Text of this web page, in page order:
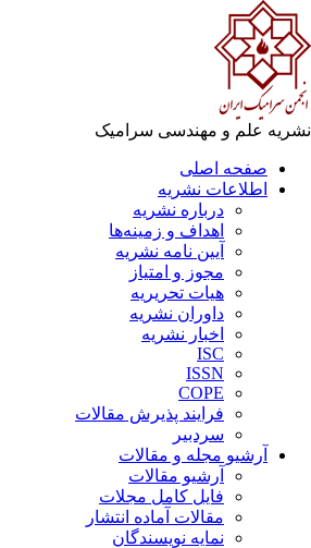
علم و مهندسی سرامیک
صفحه اصلی
اطلاعات نشریه
درباره نشریه
اهداف و زمینه‌ها
آیین نامه نشریه
مجوز و امتیاز
هیات تحریریه
داوران نشریه
اخبار نشریه
ISC
ISSN
COPE
فرایند پذیرش مقالات
سردبیر
آرشیو مجله و مقالات
آرشیو مقالات
فایل کامل مجلات
مقالات آماده انتشار
نمایه نویسندگان